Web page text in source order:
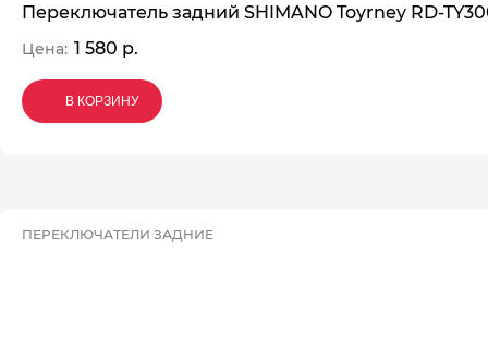
Переключатель задний SHIMANO Toyrney RD-
Цена: 1 580 р.
В КОРЗИНУ
В КОРЗИНУ
В КОРЗИНУ
ПЕРЕКЛЮЧАТЕЛИ ЗАДНИЕ